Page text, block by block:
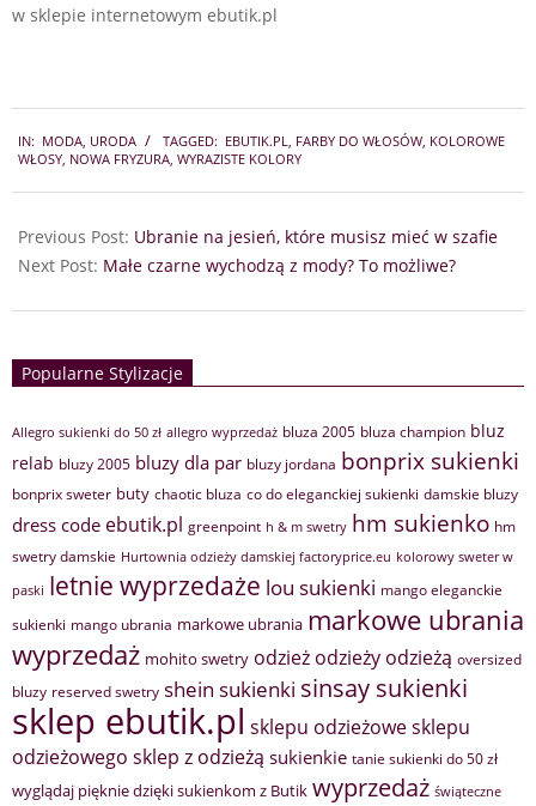
w sklepie internetowym ebutik.pl
09-
IN: MODA, URODA TAGGED: EBUTIK.PL, FARBY DO WŁOSÓW, KOLOROWE
WŁOSY, NOWA FRYZURA, WYRAZISTE KOLORY
Previous Post: Ubranie na jesień, które musisz mieć w szafie
Next Post: Małe czarne wychodzą z mody? To możliwe?
Popularne Stylizacje
Allegro sukienki do 50 zł allegro wyprzedaż bluza 2005 bluza champion bluz
relab bluzy 2005 bluzy dla par bluzy jordana bonprix sukienki
bonprix sweter buty chaotic bluza co do eleganckiej sukienki damskie bluzy
dress code ebutik.pl greenpoint h & m swetry hm sukienko hm
swetry damskie Hurtownia odzieży damskiej factoryprice.eu kolorowy sweter w
paski letnie wyprzedaże lou sukienki mango eleganckie
sukienki mango ubrania markowe ubrania markowe ubrania
wyprzedaż mohito swetry odzież odzieży odzieżą oversized
bluzy reserved swetry shein sukienki sinsay sukienki
sklep ebutik.pl sklepu odzieżowesklepu
odzieżowego sklep z odzieżą sukienkie tanie sukienki do 50 zł
wyglądaj pięknie dzięki sukienkom z Butik wyprzedaż świąteczne